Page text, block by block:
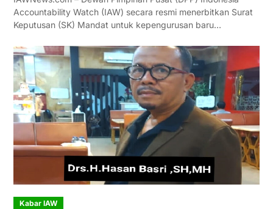
Accountability Watch (IAW) secara resmi menerbitkan Surat
Keputusan (SK) Mandat untuk kepengurusan baru…
Kabar IAW